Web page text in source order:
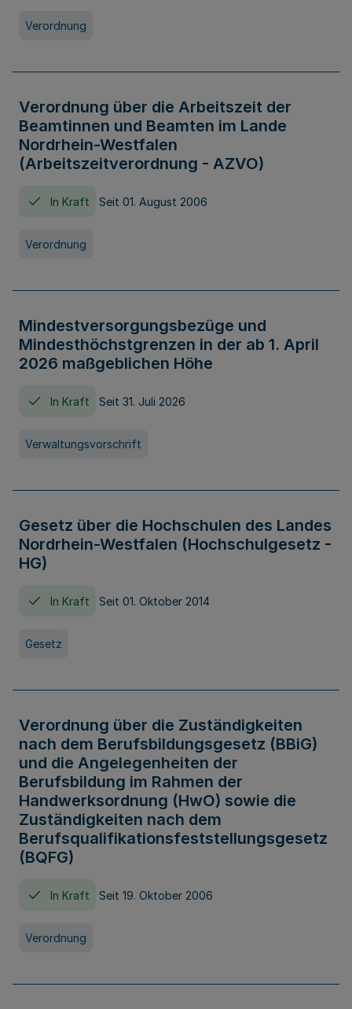
Verordnung
Verordnung über die Arbeitszeit der
Beamtinnen und Beamten im Lande
Nordrhein-Westfalen
(Arbeitszeitverordnung - AZVO)
In Kraft Seit 01. August 2006
Verordnung
Mindestversorgungsbezüge und
Mindesthöchstgrenzen in der ab 1. April
2026 maßgeblichen Höhe
In Kraft Seit 31. Juli 2026
Verwaltungsvorschrift
Gesetz über die Hochschulen des Landes
Nordrhein-Westfalen (Hochschulgesetz -
HG)
In Kraft Seit 01. Oktober 2014
Gesetz
Verordnung über die Zuständigkeiten
nach dem Berufsbildungsgesetz (BBiG)
und die Angelegenheiten der
Berufsbildung im Rahmen der
Handwerksordnung (HwO) sowie die
Zuständigkeiten nach dem
Berufsqualifikationsfeststellungsgesetz
(BQFG)
In Kraft Seit 19. Oktober 2006
Verordnung